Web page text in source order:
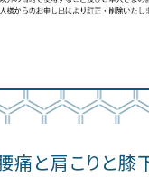
痛と肩こりと膝